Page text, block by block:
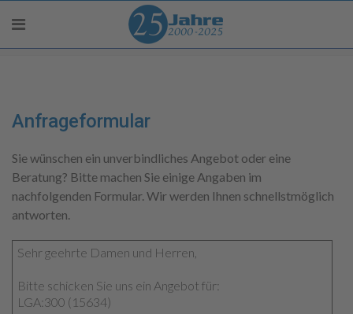
Anfrageformular
Sie wünschen ein unverbindliches Angebot oder eine
Beratung? Bitte machen Sie einige Angaben im
nachfolgenden Formular. Wir werden Ihnen schnellstmöglich
antworten.